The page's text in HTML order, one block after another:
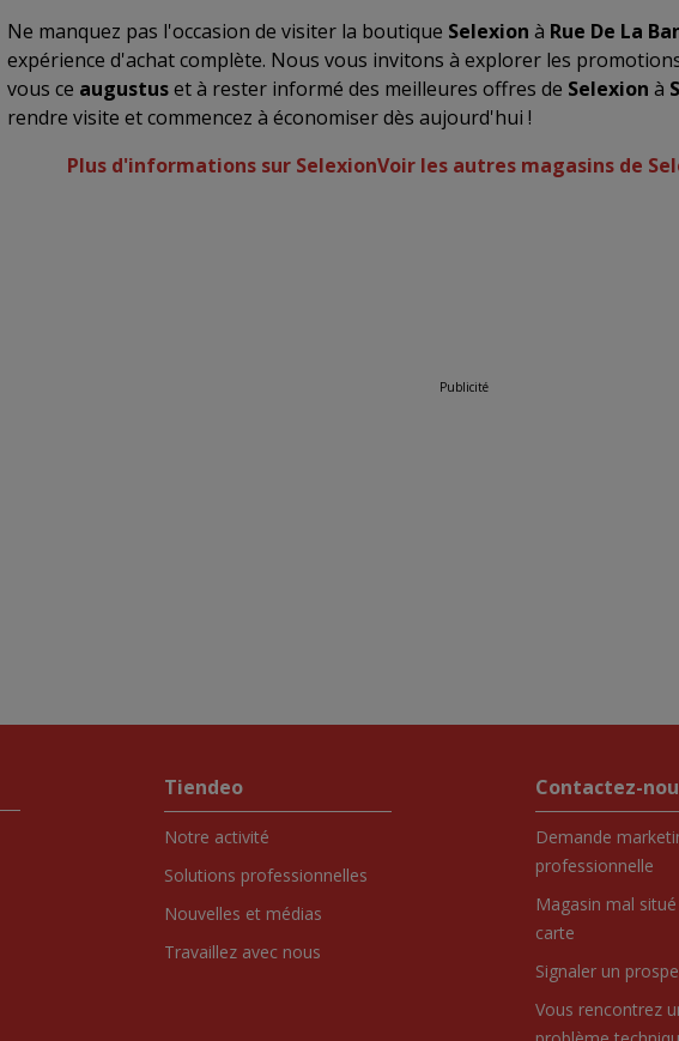
Ne manquez pas l'occasion de visiter la boutique Selexion à Rue De La
expérience d'achat complète. Nous vous invitons à explorer les
vous ce augustuset à rester informé des meilleures offres de Selexion à
rendre visite et commencez à économiser dès aujourd'hui !
Plus d'informations sur SelexionVoir les autres magasins de
Publicité
Tiendeo
Notre activité
Solutions professionnelles
Nouvelles et médias
Travaillez avec nous
Contactez-
Demande
professionnelle
Magasin mal
carte
Signaler un
Vous rencontrez